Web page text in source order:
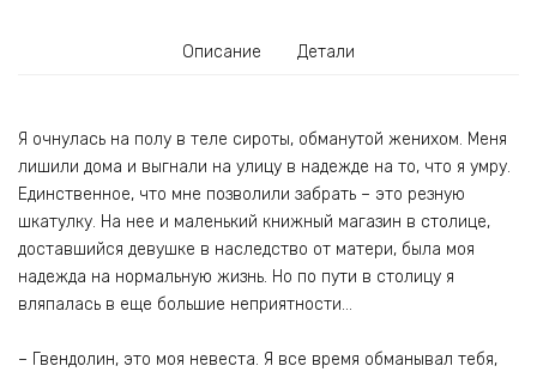
Описание Детали
Я очнулась на полу в теле сироты, обманутой женихом. Меня
лишили дома и выгнали на улицу в надежде на то, что я умру.
Единственное, что мне позволили забрать – это резную
шкатулку. На нее и маленький книжный магазин в столице,
доставшийся девушке в наследство от матери, была моя
надежда на нормальную жизнь. Но по пути в столицу я
вляпалась в еще большие неприятности…
– Гвендолин, это моя невеста. Я все время обманывал тебя,